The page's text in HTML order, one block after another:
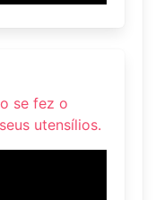
se fez o
utensílios.